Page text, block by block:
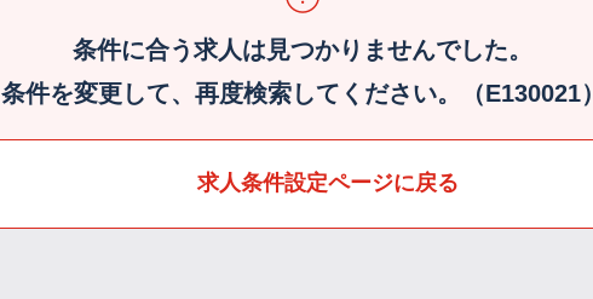
条件に合う求人は見つかりませんでした。
条件を変更して、再度検索してください。（E130021）
求人条件設定ページに戻る